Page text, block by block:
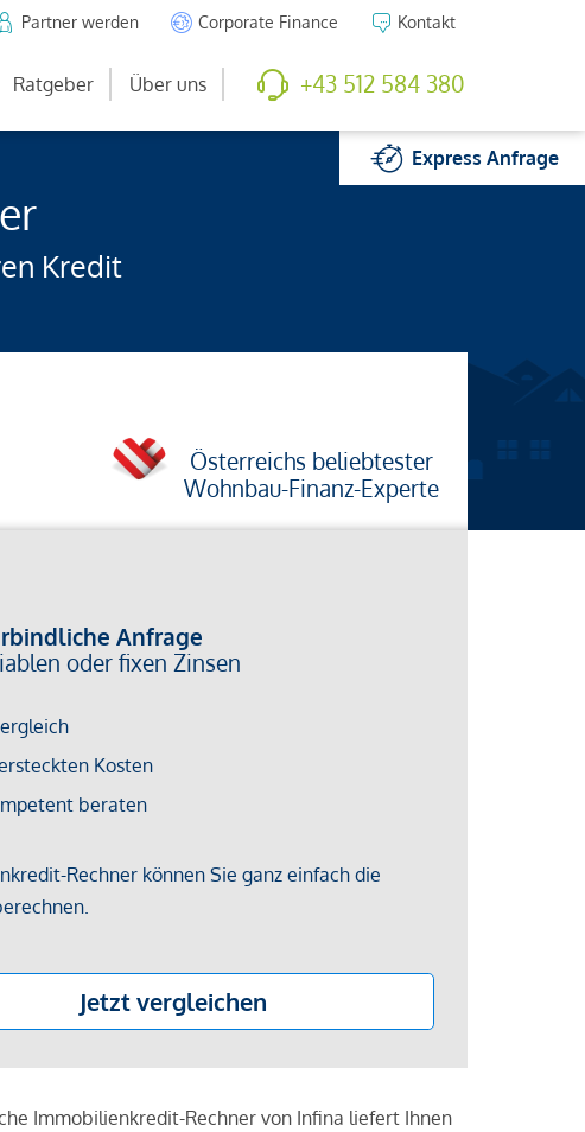
Partner werden Corporate Finance Kontakt
Ratgeber Über uns +43 512 584 380
ExpressAnfrage
Kredit
Österreichs beliebtester
Wohnbau-Finanz-Experte
Immobilienkredit-Rechner von Infina liefert Ihnen